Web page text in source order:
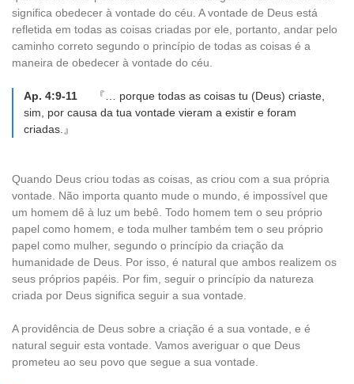
significa obedecer à vontade do céu. A vontade de Deus está
refletida em todas as coisas criadas por ele, portanto, andar pelo
caminho correto segundo o princípio de todas as coisas é a
maneira de obedecer à vontade do céu.
Ap. 4:9-11
『… porque todas as coisas tu (Deus) criaste,
sim, por causa da tua vontade vieram a existir e foram
criadas.』
Quando Deus criou todas as coisas, as criou com a sua própria
vontade. Não importa quanto mude o mundo, é impossível que
um homem dê à luz um bebê. Todo homem tem o seu próprio
papel como homem, e toda mulher também tem o seu próprio
papel como mulher, segundo o princípio da criação da
humanidade de Deus. Por isso, é natural que ambos realizem os
seus próprios papéis. Por fim, seguir o princípio da natureza
criada por Deus significa seguir a sua vontade.
A providência de Deus sobre a criação é a sua vontade, e é
natural seguir esta vontade. Vamos averiguar o que Deus
prometeu ao seu povo que segue a sua vontade.